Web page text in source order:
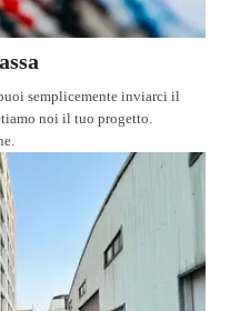
semplicemente inviarci il
noi il tuo progetto.